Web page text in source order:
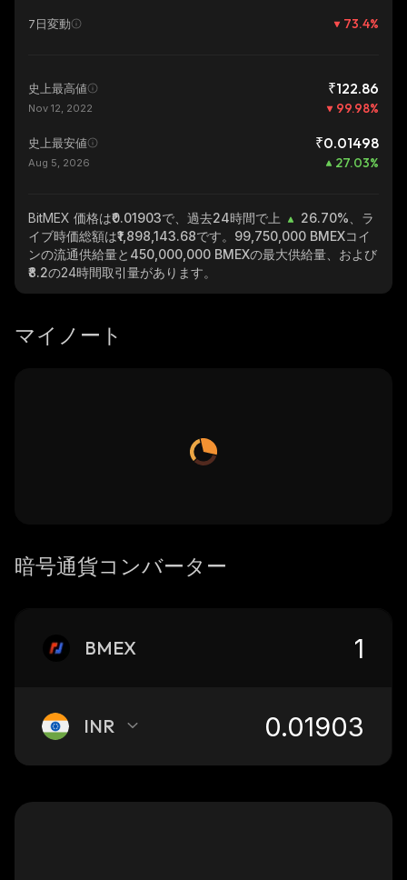
7日変動 73.4%
史上最高値 ₹122.86
Nov 12, 2022 99.98%
史上最安値 ₹0.01498
Aug 5, 2026 27.03%
BitMEX 価格は₹0.01903で、過去24時間で上 26.70% 、ラ
イブ時価総額は₹1,898,143.68です。 99,750,000 BMEXコイ
ンの流通供給量と 450,000,000 BMEXの最大供給量、および
₹8.2の24時間取引量があります。
マイノート
暗号通貨コンバーター
BMEX
INR